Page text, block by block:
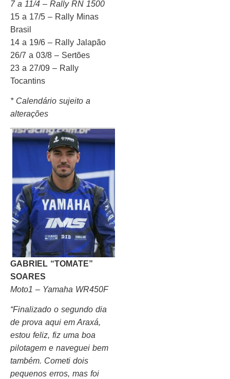
7 a 11/4 – Rally RN 1500
15 a 17/5 – Rally Minas
Brasil
14 a 19/6 – Rally Jalapão
26/7 a 03/8 – Sertões
23 a 27/09 – Rally
Tocantins
* Calendário sujeito a
alterações
GABRIEL “TOMATE”
SOARES
Moto1 – Yamaha WR450F
“Finalizado o segundo dia
de prova aqui em Araxá,
estou feliz, fiz uma boa
pilotagem e naveguei bem
também. Cometi dois
pequenos erros, mas foi